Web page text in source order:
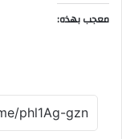
معجب بهذه: